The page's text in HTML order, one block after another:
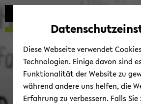
skip
main
skip
main
skip
footer
Diese Webseite verwendet
Technologien. Einige davon sind
Funktionalität der Website zu
während andere uns helfen, die
Erfahrung zu verbessern. Falls